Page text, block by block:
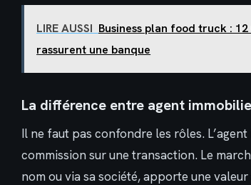
LIRE AUSSI Business plan food truck :
rassurent une banque
La différence entre agent
Il ne faut pas confondre les rôles.
commission sur une transaction. Le
nom ou via sa société, apporte une